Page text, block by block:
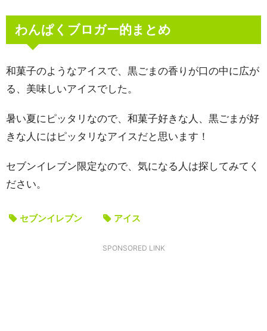
わんぱくブロガー的まとめ
和菓子のようなアイスで、黒ごまの香りが口の中に広が
る、美味しいアイスでした。
暑い夏にピッタリなので、和菓子好きな人、黒ごまが好
きな人にはピッタリなアイスだと思います！
セブンイレブン限定なので、気になる人は探してみてく
ださい。
セブンイレブン アイス
SPONSORED LINK